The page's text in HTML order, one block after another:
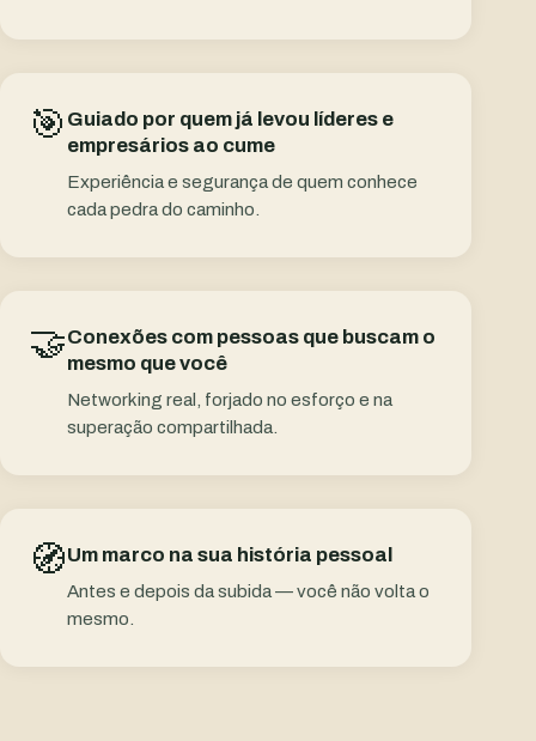
🎯 Guiado por quem já levou líderes e
empresários ao cume
Experiência e segurança de quem conhece
cada pedra do caminho.
🤝Conexões com pessoas que buscam o
mesmo que você
Networking real, forjado no esforço e na
superação compartilhada.
🧭Um marco na sua história pessoal
Antes e depois da subida — você não volta o
mesmo.